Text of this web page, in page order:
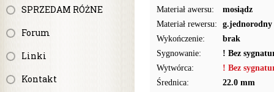
SPRZEDAM RÓŻNE
Forum
Linki
Kontakt
Materiał awersu:
mosiądz
Materiał rewersu:
g.jednorodny
Wykończenie:
brak
Sygnowanie:
! Bez
Wytwórca:
! Bez
Średnica:
22.0 mm